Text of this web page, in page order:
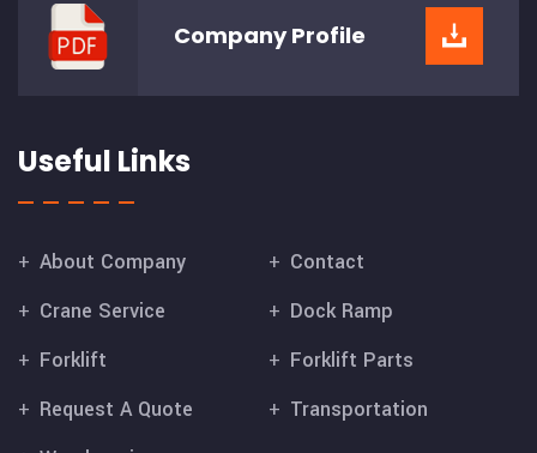
CompanyProfile
Useful Links
About Company
Contact
Crane Service
Dock Ramp
Forklift
Forklift Parts
Request A Quote
Transportation